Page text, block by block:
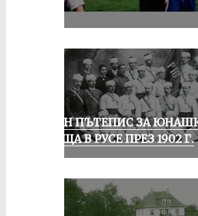
ЕДИН ПЪТЕПИС ЗА
СРЕЩА В РУСЕ ПРЕЗ 1902 Г.